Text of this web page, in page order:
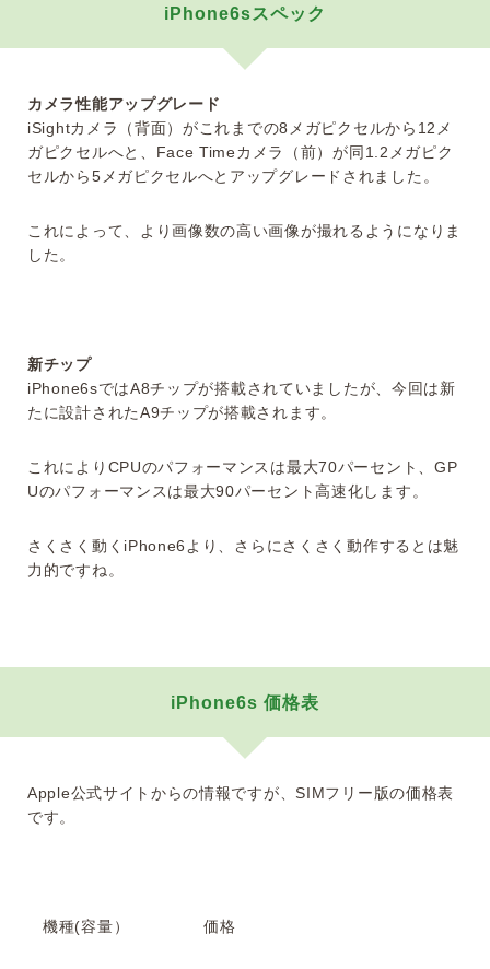
iPhone6sスペック
カメラ性能アップグレード
iSightカメラ（背面）がこれまでの8メガピクセルから12メ
ガピクセルへと、Face Timeカメラ（前）が同1.2メガピク
セルから5メガピクセルへとアップグレードされました。
これによって、より画像数の高い画像が撮れるようになりま
した。
新チップ
iPhone6sではA8チップが搭載されていましたが、今回は新
たに設計されたA9チップが搭載されます。
これによりCPUのパフォーマンスは最大70パーセント、GP
Uのパフォーマンスは最大90パーセント高速化します。
さくさく動くiPhone6より、さらにさくさく動作するとは魅
力的ですね。
iPhone6s 価格表
Apple公式サイトからの情報ですが、SIMフリー版の価格表
です。
機種(容量） 価格